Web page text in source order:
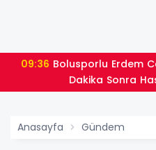
09:36
Dakika Sonra
Anasayfa Gündem